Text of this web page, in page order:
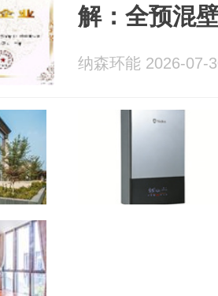
解：全预混
纳森环能 2026-07-